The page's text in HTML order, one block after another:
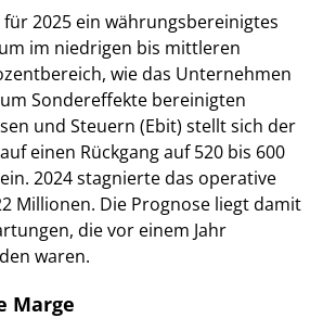
2025 ein währungsbereinigtes
im niedrigen bis mittleren
wie das Unternehmen
Sondereffekte bereinigten
und Steuern (Ebit) stellt sich der
einen Rückgang auf 520 bis 600
2024 stagnierte das operative
Millionen. Die Prognose liegt damit
die vor einem Jahr
waren.
Marge